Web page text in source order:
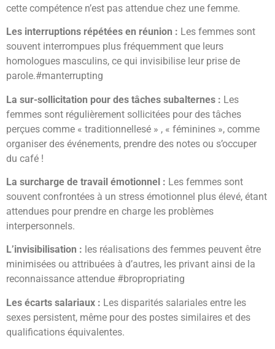
cette compétence n’est pas attendue chez une femme.
Les interruptions répétées en réunion : Les femmes sont
souvent interrompues plus fréquemment que leurs
homologues masculins, ce qui invisibilise leur prise de
parole.#manterrupting
La sur-sollicitation pour des tâches subalternes : Les
femmes sont régulièrement sollicitées pour des tâches
perçues comme « traditionnellesé » , « féminines », comme
organiser des événements, prendre des notes ou s’occuper
du café !
La surcharge de travail émotionnel : Les femmes sont
souvent confrontées à un stress émotionnel plus élevé, étant
attendues pour prendre en charge les problèmes
interpersonnels.
L’invisibilisation : les réalisations des femmes peuvent être
minimisées ou attribuées à d’autres, les privant ainsi de la
reconnaissance attendue #bropropriating
Les écarts salariaux : Les disparités salariales entre les
sexes persistent, même pour des postes similaires et des
qualifications équivalentes.